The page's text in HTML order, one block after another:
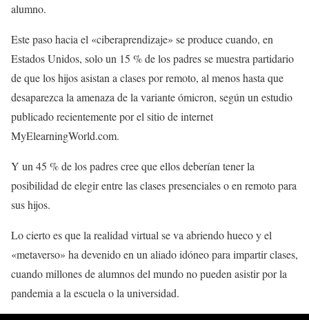
alumno.
Este paso hacia el «ciberaprendizaje» se produce cuando, en
Estados Unidos, solo un 15 % de los padres se muestra partidario
de que los hijos asistan a clases por remoto, al menos hasta que
desaparezca la amenaza de la variante ómicron, según un estudio
publicado recientemente por el sitio de internet
MyElearningWorld.com.
Y un 45 % de los padres cree que ellos deberían tener la
posibilidad de elegir entre las clases presenciales o en remoto para
sus hijos.
Lo cierto es que la realidad virtual se va abriendo hueco y el
«metaverso» ha devenido en un aliado idóneo para impartir clases,
cuando millones de alumnos del mundo no pueden asistir por la
pandemia a la escuela o la universidad.